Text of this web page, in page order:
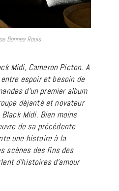
Bonnea Rouis
Midi, Cameron Picton. A
espoir et besoin de
d’un premier album
déjanté et novateur
Midi. Bien moins
de sa précédente
une histoire à la
scènes des fins des
d’histoires d’amour
BONS PLANS
: une soirée entre
expos, kart, aéroplume…
à la Cité des Sciences